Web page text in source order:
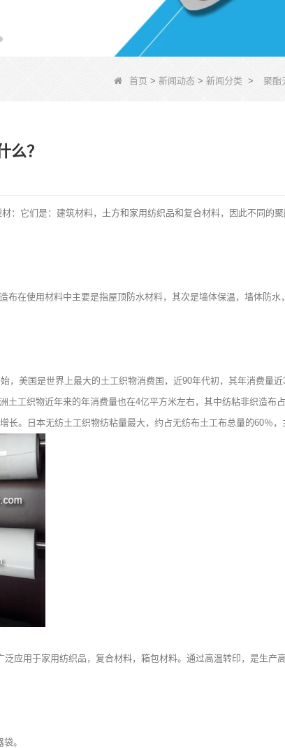
首页 > 新闻动态 > 新闻分类 > 聚酯
么？
：它们是：建筑材料，土方和家用纺织品和复合材料，因此不同的
布在使用材料中主要是指屋顶防水材料，其次是墙体保温，墙体防水
，美国是世界上最大的土工织物消费国，近90年代初，其年消费量
土工织物近年来的年消费量也在4亿平方米左右，其中纺粘非织造布
长。日本无纺土工织物纺粘量最大，约占无纺布土工布总量的60％，
应用于家用纺织品，复合材料，箱包材料。通过高温转印，是生产
。